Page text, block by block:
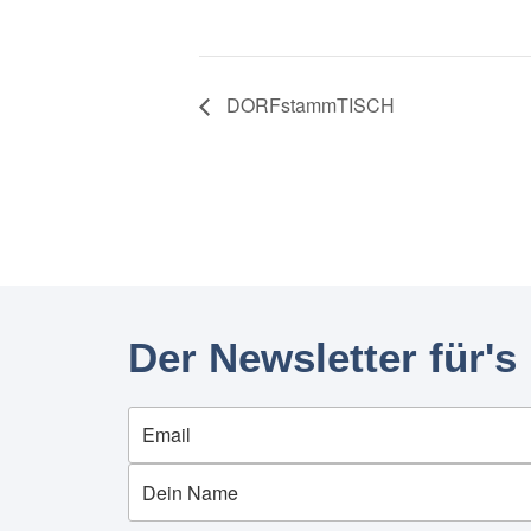
DORFstammTISCH
Der Newsletter für's